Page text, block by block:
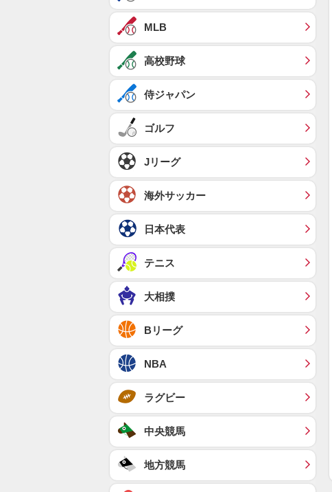
MLB
高校野球
侍ジャパン
ゴルフ
Jリーグ
海外サッカー
日本代表
テニス
大相撲
Bリーグ
NBA
ラグビー
中央競馬
地方競馬